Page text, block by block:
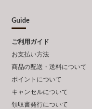
Guide
ご利用ガイド
お支払い方法
商品の配送・送料について
ポイントについて
キャンセルについて
領収書発行について